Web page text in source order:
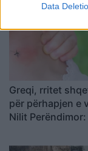
Data
duke e dëgjuar
Greqi, rritet
për përhapjen e
Nilit
infektuar